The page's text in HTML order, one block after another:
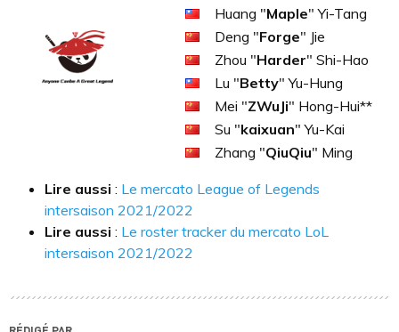
Huang "Maple" Yi-Tang
Deng "Forge" Jie
Zhou "Harder" Shi-Hao
Lu "Betty" Yu-Hung
Mei "ZWuJi" Hong-Hui**
Su "kaixuan" Yu-Kai
Zhang "QiuQiu" Ming
Lire aussi : Le mercato League of Legends
intersaison 2021/2022
Lire aussi : Le roster tracker du mercato LoL
intersaison 2021/2022